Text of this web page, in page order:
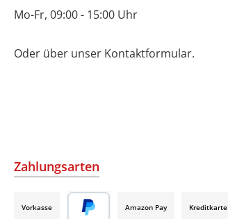
Mo-Fr, 09:00 - 15:00 Uhr
Oder über unser Kontaktformular.
Zahlungsarten
Vorkasse Amazon Pay Kreditkarte